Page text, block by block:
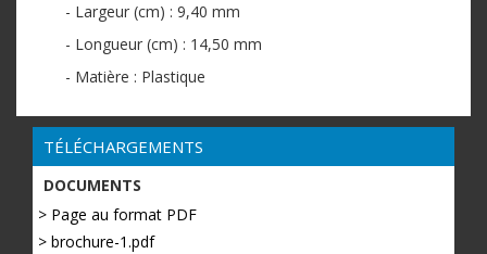
- Largeur (cm) : 9,40 mm
- Longueur (cm) : 14,50 mm
- Matière : Plastique
TÉLÉCHARGEMENTS
DOCUMENTS
> Page au format PDF
> brochure-1.pdf